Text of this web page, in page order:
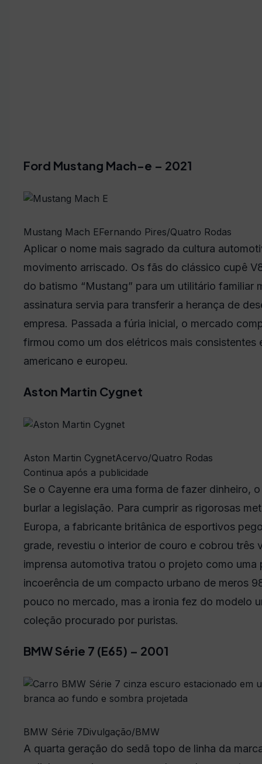
Ford Mustang Mach-e – 2021
Mustang Mach EFernando Pires/Quatro Rodas
Aplicar o nome mais sagrado da cultura
movimento arriscado. Os fãs do clássico cupê
do batismo “Mustang” para um utilitário
assinatura servia para transferir a herança de
empresa. Passada a fúria inicial, o mercado
firmou como um dos elétricos mais
americano e europeu.
Aston Martin Cygnet
Aston Martin CygnetAcervo/Quatro Rodas
Continua após a publicidade
Se o Cayenne era uma forma de fazer dinheiro,
burlar a legislação. Para cumprir as rigorosas
Europa, a fabricante britânica de esportivos
grade, revestiu o interior de couro e cobrou três
imprensa automotiva tratou o projeto como
incoerência de um compacto urbano de meros
pouco no mercado, mas a ironia fez do modelo
coleção procurado por puristas.
BMW Série 7 (E65) – 2001
BMW Série 7Divulgação/BMW
A quarta geração do sedã topo de linha da